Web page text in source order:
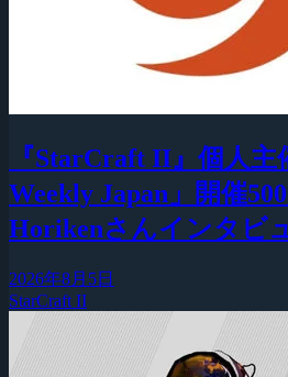
『StarCraft II』個人主
Weekly Japan」開催
Horikenさんインタビ
2026年8月5日
StarCraft II